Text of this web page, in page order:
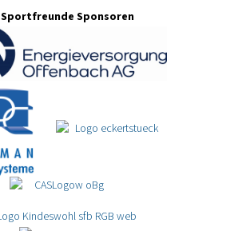
Sportfreunde Sponsoren